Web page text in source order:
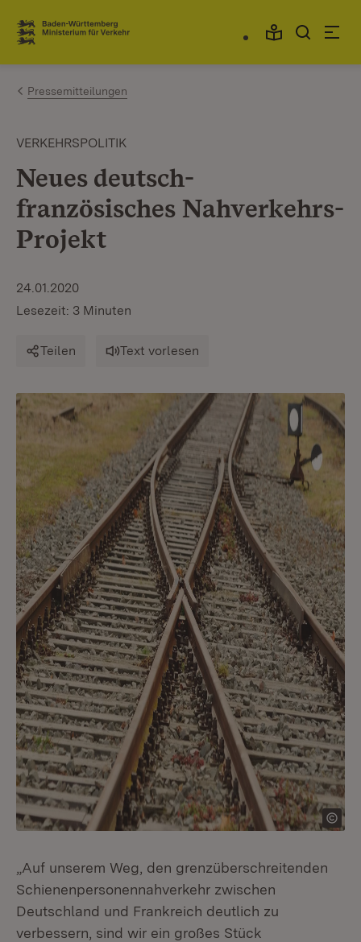
Zum Inhalt springen
Link zur Startseite
Pressemitteilungen
VERKEHRSPOLITIK
Neues deutsch-
französisches Nahverkehrs-
Projekt
24.01.2020
Lesezeit: 3 Minuten
Teilen Text vorlesen
„Auf unserem Weg, den grenzüberschreitenden
Schienenpersonennahverkehr zwischen
Deutschland und Frankreich deutlich zu
verbessern, sind wir ein großes Stück